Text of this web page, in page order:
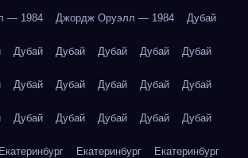
— 1984 Джордж Оруэлл — 1984 Дубай
Дубай Дубай Дубай Дубай Дубай
Дубай Дубай Дубай Дубай Дубай
Дубай Дубай Дубай Дубай Дубай
Екатеринбург Екатеринбург Екатеринбург